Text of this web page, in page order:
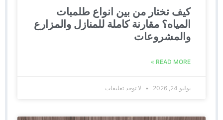
كيف تختار من بين انواع طلمبات
المياه؟ مقارنة كاملة للمنازل والمزارع
والمشروعات
READ MORE »
يوليو 24, 2026 لا توجد تعليقات